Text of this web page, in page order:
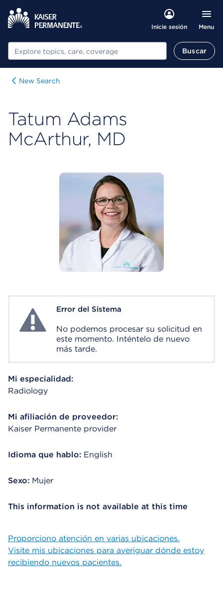
Inicie sesión Menu
Buscar Buscar
New Search
Tatum Adams
McArthur, MD
System ErrorError del Sistema
No podemos procesar su solicitud en
este momento. Inténtelo de nuevo
más tarde.
Mi especialidad:
Radiology
Mi afiliación de proveedor:
Kaiser Permanente provider
Idioma que hablo: English
Sexo: Mujer
This information is not available at this time
Proporciono atención en varias ubicaciones.
Visite mis ubicaciones para averiguar dónde estoy
recibiendo nuevos pacientes.